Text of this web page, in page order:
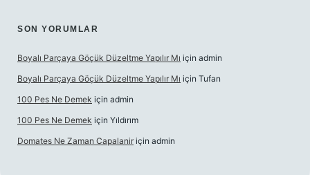
SON YORUMLAR
Boyalı Parçaya Göçük Düzeltme Yapılır Mı için admin
Boyalı Parçaya Göçük Düzeltme Yapılır Mı için Tufan
100 Pes Ne Demek için admin
100 Pes Ne Demek için Yıldırım
Domates Ne Zaman Capalanir için admin